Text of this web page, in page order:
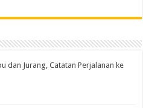
dan Jurang, Catatan Perjalanan ke